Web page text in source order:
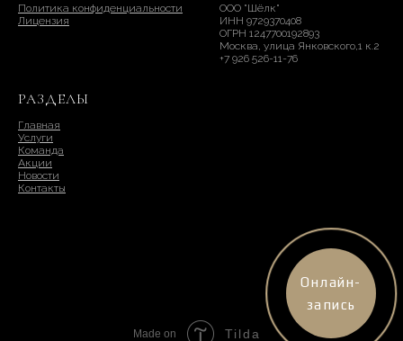
Политика конфиденциальности
Лицензия
ООО "Шёлк"
ИНН 9729370408
ОГРН 1247700192893
Москва, улица Янковского,1 к.2
+7 926 526-11-76
РАЗДЕЛЫ
Главная
Услуги
Команда
Акции
Новости
Контакты
Онлайн-
запись
Made on Tilda